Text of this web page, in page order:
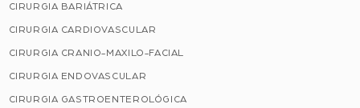
CIRURGIA BARIÁTRICA
CIRURGIA CARDIOVASCULAR
CIRURGIA CRANIO-MAXILO-FACIAL
CIRURGIA ENDOVASCULAR
CIRURGIA GASTROENTEROLÓGICA